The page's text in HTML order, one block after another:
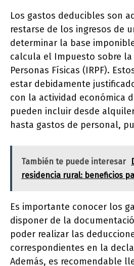
Los gastos deducibles son
restarse de los ingresos de
determinar la base
calcula el Impuesto sobre la
Personas Físicas (IRPF).
estar debidamente
con la actividad económica
pueden incluir desde
hasta gastos de personal,
También te puede interesar
residencia rural: beneficios
Es importante conocer los
disponer de la
poder realizar las
correspondientes en la
Además, es recomendable